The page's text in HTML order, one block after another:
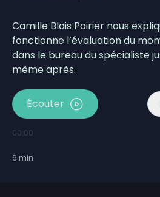
Camille Blais Poirier nous
fonctionne l’évaluation du
dans le bureau du spécialiste
même après.
Écouter
00:00
6 min